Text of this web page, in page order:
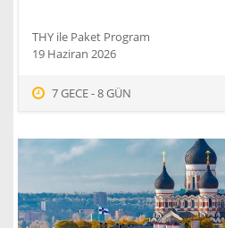
THY ile Paket Program
19 Haziran 2026
7 GECE - 8 GÜN